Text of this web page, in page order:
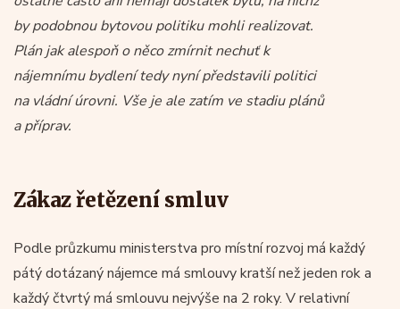
by podobnou bytovou politiku mohli realizovat.
Plán jak alespoň o něco zmírnit nechuť k
nájemnímu bydlení tedy nyní představili politici
na vládní úrovni. Vše je ale zatím ve stadiu plánů
a příprav.
Zákaz řetězení smluv
Podle průzkumu ministerstva pro místní rozvoj má každý
pátý dotázaný nájemce má smlouvy kratší než jeden rok a
každý čtvrtý má smlouvu nejvýše na 2 roky. V relativní